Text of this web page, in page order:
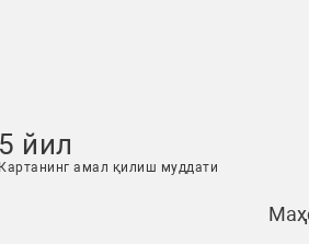
5 йил
Картанинг амал қилиш муддати